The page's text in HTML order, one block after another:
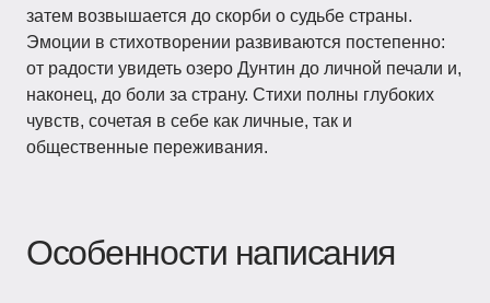
затем возвышается до скорби о судьбе страны.
Эмоции в стихотворении развиваются постепенно:
от радости увидеть озеро Дунтин до личной печали и,
наконец, до боли за страну. Стихи полны глубоких
чувств, сочетая в себе как личные, так и
общественные переживания.
Особенности написания